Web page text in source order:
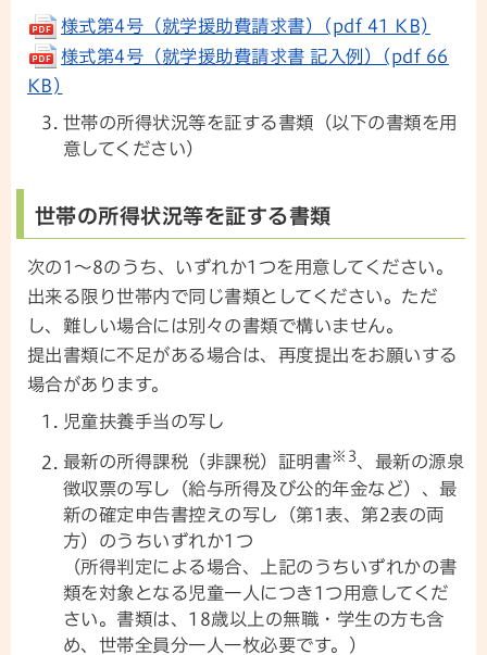
様式第4号（就学援助費請求書）(pdf 41 KB)
様式第4号（就学援助費請求書 記入例）(pdf 66
KB)
世帯の所得状況等を証する書類（以下の書類を用
意してください）
世帯の所得状況等を証する書類
次の1～8のうち、いずれか1つを用意してください。
出来る限り世帯内で同じ書類としてください。ただ
し、難しい場合には別々の書類で構いません。
提出書類に不足がある場合は、再度提出をお願いする
場合があります。
児童扶養手当の写し
最新の所得課税（非課税）証明書※3、最新の源泉
徴収票の写し（給与所得及び公的年金など）、最
新の確定申告書控えの写し（第1表、第2表の両
方）のうちいずれか1つ
（所得判定による場合、上記のうちいずれかの書
類を対象となる児童一人につき1つ用意してくだ
さい。書類は、18歳以上の無職・学生の方も含
め、世帯全員分一人一枚必要です。）